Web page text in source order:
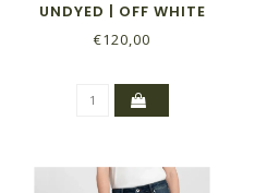
UNDYED | OFF WHITE
€120,00